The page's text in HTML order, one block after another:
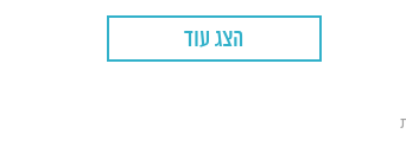
הצג עוד